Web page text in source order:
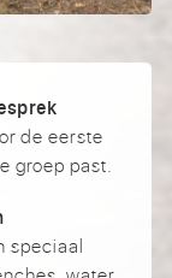
de eerste
groep past.
speciaal